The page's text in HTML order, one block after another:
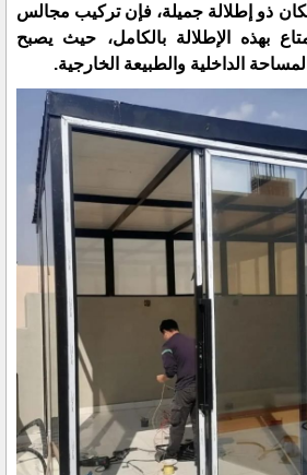
ذو إطلالة جميلة، فإن تركيب مجالس
بهذه الإطلالة بالكامل، حيث يصبح
الداخلية والطبيعة الخارجية.